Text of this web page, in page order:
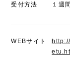
受付方法 １週
WEBサイト